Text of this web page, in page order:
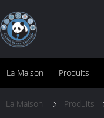
La Maison Produits
La Maison Produits